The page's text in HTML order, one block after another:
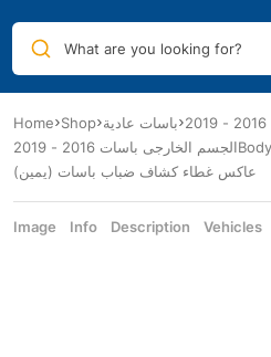
What are you looking for?
Home Shop باسات عادية
الجسم الخارجى باسات 2016 - 2019Body
عاكس غطاء كشاف ضباب باسات (يمين)
Image Info Description Vehicles